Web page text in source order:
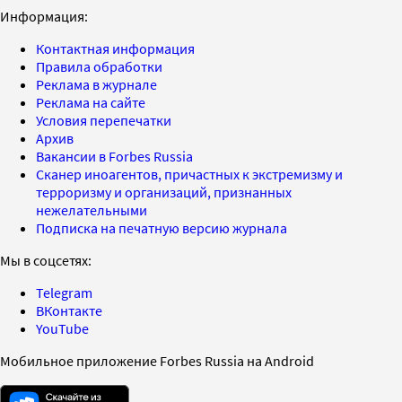
Информация:
Контактная информация
Правила обработки
Реклама в журнале
Реклама на сайте
Условия перепечатки
Архив
Вакансии в Forbes Russia
Сканер иноагентов, причастных к экстремизму и
терроризму и организаций, признанных
нежелательными
Подписка на печатную версию журнала
Мы в соцсетях:
Telegram
ВКонтакте
YouTube
Мобильное приложение Forbes Russia на Android